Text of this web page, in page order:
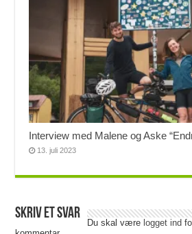
Interview med Malene og Aske
13. juli 2023
Skriv et svar
Du skal være logget ind